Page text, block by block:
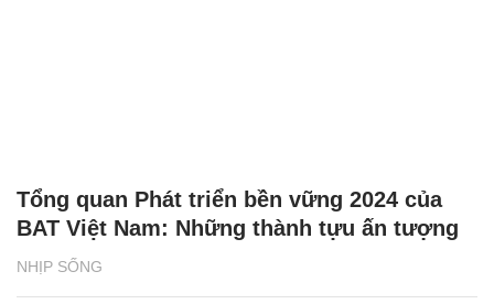
NHỊP SỐNG
Tổng quan Phát triển bền vững 2024 của
BAT Việt Nam: Những thành tựu ấn tượng